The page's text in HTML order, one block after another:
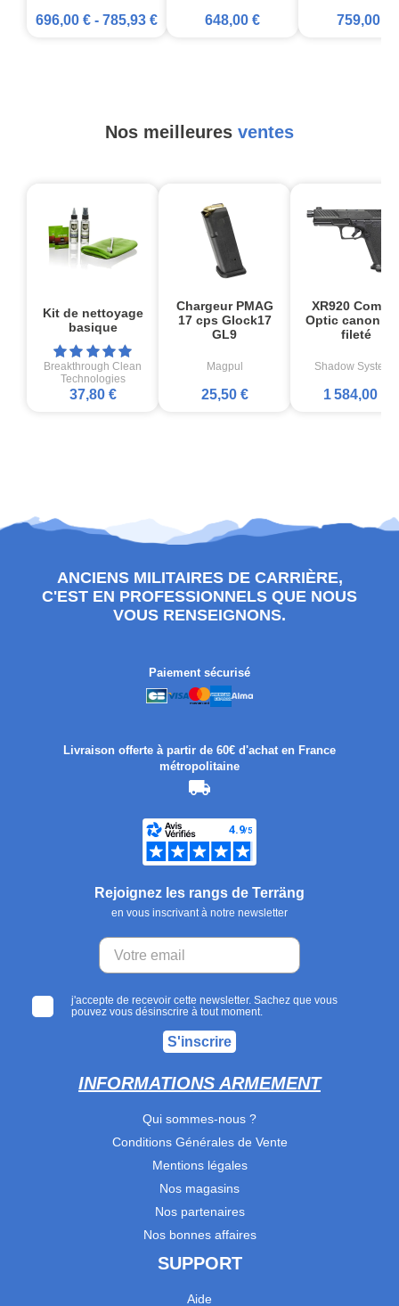
696,00 € - 785,93 € 648,00 € 759,00 €
Nos meilleures ventes
Kit de nettoyage
basique
Breakthrough Clean
Technologies
37,80 €
Chargeur PMAG
17 cps Glock17
GL9
Magpul
25,50 €
XR920
Optic canon
fileté
Shadow Systems
1 584,00 €
ANCIENS MILITAIRES DE CARRIÈRE,
C'EST EN PROFESSIONNELS QUE NOUS
VOUS RENSEIGNONS.
Paiement sécurisé
Livraison offerte à partir de 60€ d'achat en France
métropolitaine
Rejoignez les rangs de Terräng
en vous inscrivant à notre newsletter
j'accepte de recevoir cette newsletter. Sachez que vous
pouvez vous désinscrire à tout moment.
S'inscrire
INFORMATIONS ARMEMENT
Qui sommes-nous ?
Conditions Générales de Vente
Mentions légales
Nos magasins
Nos partenaires
Nos bonnes affaires
SUPPORT
Aide